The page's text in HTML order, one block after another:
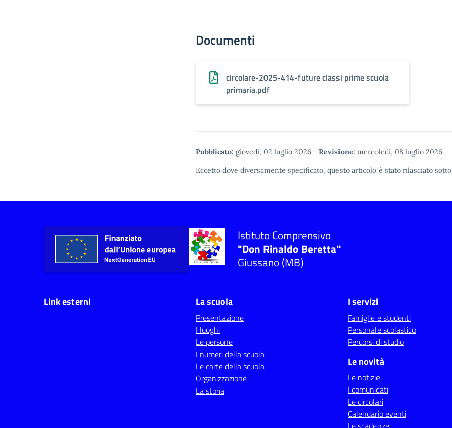
Documenti
circolare-2025-414-future classi prime scuola
primaria.pdf
Pubblicato: giovedì, 02 luglio 2026 - Revisione: mercoledì, 08 luglio 2026
Eccetto dove diversamente specificato, questo articolo è stato rilasciato sotto
Istituto Comprensivo
"Don Rinaldo Beretta"
Giussano (MB)
Link esterni La scuola
Presentazione
I luoghi
Le persone
I numeri della scuola
Le carte della scuola
Organizzazione
La storia
I servizi
Famiglie e studenti
Personale scolastico
Percorsi di studio
Le novità
Le notizie
I comunicati
Le circolari
Calendario eventi